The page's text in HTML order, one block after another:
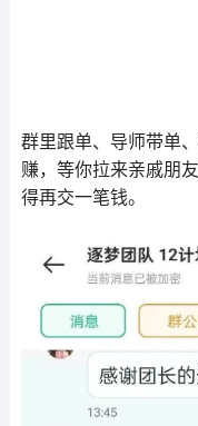
群里跟单、导师带单
赚，等你拉来亲戚朋
得再交一笔钱。